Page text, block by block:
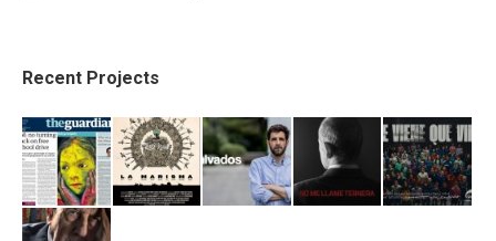
Recent Projects